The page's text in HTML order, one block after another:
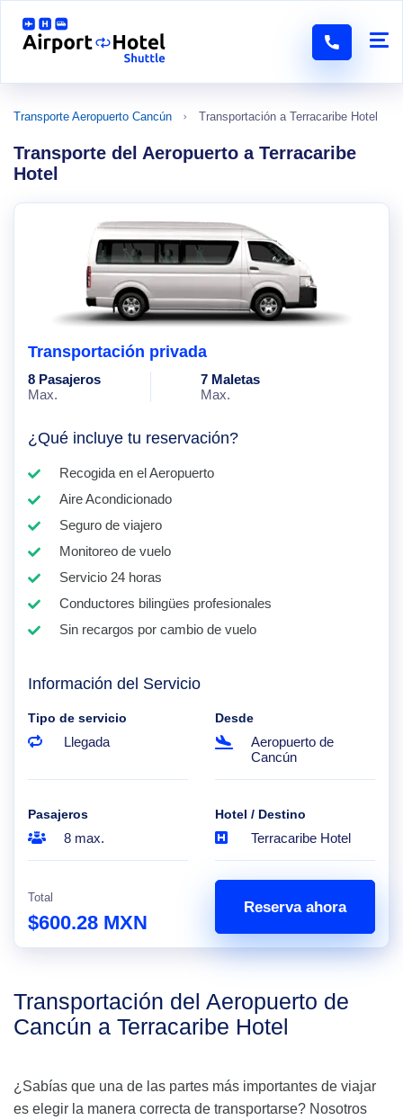
Transporte Aeropuerto Cancún Transportación a Terracaribe Hotel
Transporte del Aeropuerto a Terracaribe
Hotel
Transportación privada
8 Pasajeros
Max.
7 Maletas
Max.
¿Qué incluye tu reservación?
Recogida en el Aeropuerto
Aire Acondicionado
Seguro de viajero
Monitoreo de vuelo
Servicio 24 horas
Conductores bilingües profesionales
Sin recargos por cambio de vuelo
Información del Servicio
Tipo de servicio
Llegada
Desde
Aeropuerto de
Cancún
Pasajeros
8 max.
Hotel / Destino
Terracaribe Hotel
Total
$600.28 MXN
Reserva ahora
Transportación del Aeropuerto de
Cancún a Terracaribe Hotel
¿Sabías que una de las partes más importantes de viajar
es elegir la manera correcta de transportarse? Nosotros